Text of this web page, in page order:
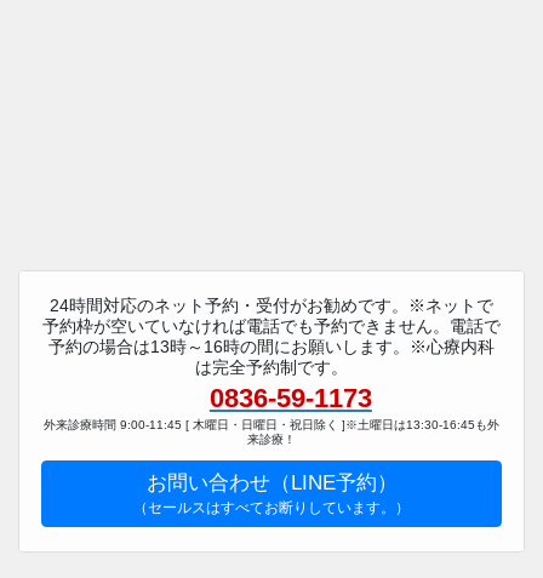
24時間対応のネット予約・受付がお勧めです。※ネットで
予約枠が空いていなければ電話でも予約できません。電話で
予約の場合は13時～16時の間にお願いします。※心療内科
は完全予約制です。
0836-59-1173
外来診療時間 9:00-11:45 [ 木曜日・日曜日・祝日除く ]※土曜日は13:30-16:45も外
来診療！
お問い合わせ（LINE予約）
（セールスはすべてお断りしています。）